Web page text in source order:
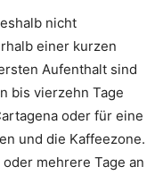
nicht
einer kurzen
Aufenthalt sind
bis vierzehn Tage
oder für eine
und die Kaffeezone.
mehrere Tage an